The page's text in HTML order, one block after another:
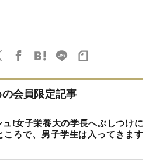
会員限定記事
!女子栄養大の学長へぶしつけに
ろで、男子学生は入ってきます